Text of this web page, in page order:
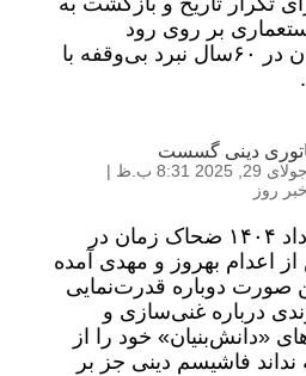
بر روی رود
خروشان خون شهیدان در ۶۰سال نبرد بی‌وقفه با
دینی گسست
جولای 29, 2025 8:31 ب.ظ
|
خبر روز
مسعود رجوی -۷ مرداد ۱۴۰۴ ضحاک زمان در
اعدام بهروز و مهدی آمده
صورت دوباره قدرت‌نمایی
درباره غنی‌سازی و
خود را از
فاشیسم دینی جز بر